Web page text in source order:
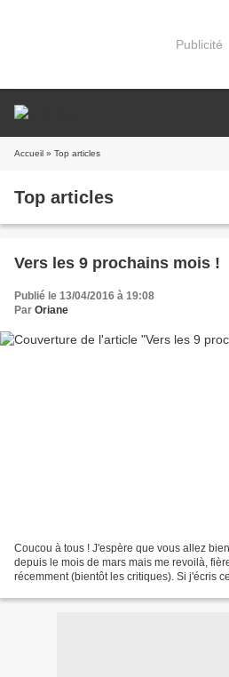
Publicité
Accueil » Top articles
Top articles
Vers les 9 prochains mois !
Publié le 13/04/2016 à 19:08
Par Oriane
Coucou à tous ! J'espère que vous allez
depuis le mois de mars mais me revoilà,
récemment (bientôt les critiques). Si j'écris